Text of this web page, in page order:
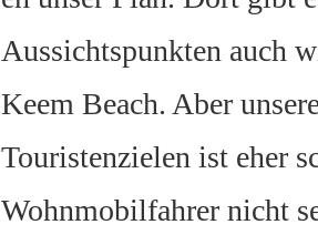
Aussichtspunkten auch
Keem Beach. Aber
Touristenzielen ist eher
Wohnmobilfahrer nicht